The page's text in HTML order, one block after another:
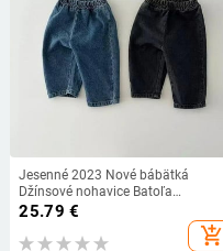
Jesenné 2023 Nové bábätká
Džínsové nohavice Batoľa
Dievčenské Ležérne Nohavice Pre
Ležérne Nohavice Detské Detské
25.79 €
add_shopping_cart